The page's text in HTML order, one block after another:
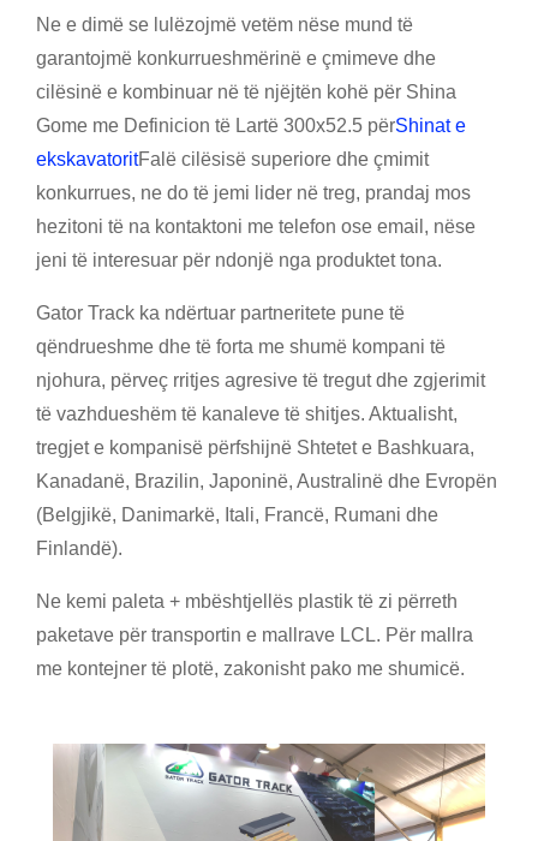
Ne e dimë se lulëzojmë vetëm nëse mund të
garantojmë konkurrueshmërinë e çmimeve dhe
cilësinë e kombinuar në të njëjtën kohë për Shina
Gome me Definicion të Lartë 300x52.5 përShinat e
ekskavatoritFalë cilësisë superiore dhe çmimit
konkurrues, ne do të jemi lider në treg, prandaj mos
hezitoni të na kontaktoni me telefon ose email, nëse
jeni të interesuar për ndonjë nga produktet tona.
Gator Track ka ndërtuar partneritete pune të
qëndrueshme dhe të forta me shumë kompani të
njohura, përveç rritjes agresive të tregut dhe zgjerimit
të vazhdueshëm të kanaleve të shitjes. Aktualisht,
tregjet e kompanisë përfshijnë Shtetet e Bashkuara,
Kanadanë, Brazilin, Japoninë, Australinë dhe Evropën
(Belgjikë, Danimarkë, Itali, Francë, Rumani dhe
Finlandë).
Ne kemi paleta + mbështjellës plastik të zi përreth
paketave për transportin e mallrave LCL. Për mallra
me kontejner të plotë, zakonisht pako me shumicë.